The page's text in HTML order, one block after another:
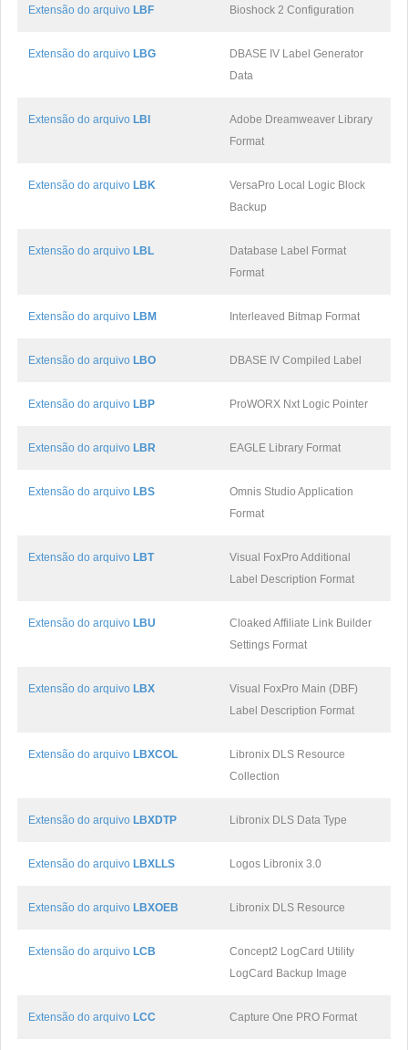
Extensão do arquivo LBF Bioshock 2 Configuration
Extensão do arquivo LBG
DBASE IV Label Generator
Data
Extensão do arquivo LBI
Adobe Dreamweaver Library
Format
Extensão do arquivo LBK
VersaPro Local Logic Block
Backup
Extensão do arquivo LBL
Database Label Format
Format
Extensão do arquivo LBM Interleaved Bitmap Format
Extensão do arquivo LBO DBASE IV Compiled Label
Extensão do arquivo LBP ProWORX Nxt Logic Pointer
Extensão do arquivo LBR EAGLE Library Format
Extensão do arquivo LBS
Omnis Studio Application
Format
Extensão do arquivo LBT
Visual FoxPro Additional
Label Description Format
Extensão do arquivo LBU
Cloaked Affiliate Link Builder
Settings Format
Extensão do arquivo LBX
Visual FoxPro Main (DBF)
Label Description Format
Extensão do arquivo LBXCOL
Libronix DLS Resource
Collection
Extensão do arquivo LBXDTP Libronix DLS Data Type
Extensão do arquivo LBXLLS Logos Libronix 3.0
Extensão do arquivo LBXOEB Libronix DLS Resource
Extensão do arquivo LCB
Concept2 LogCard Utility
LogCard Backup Image
Extensão do arquivo LCC Capture One PRO Format